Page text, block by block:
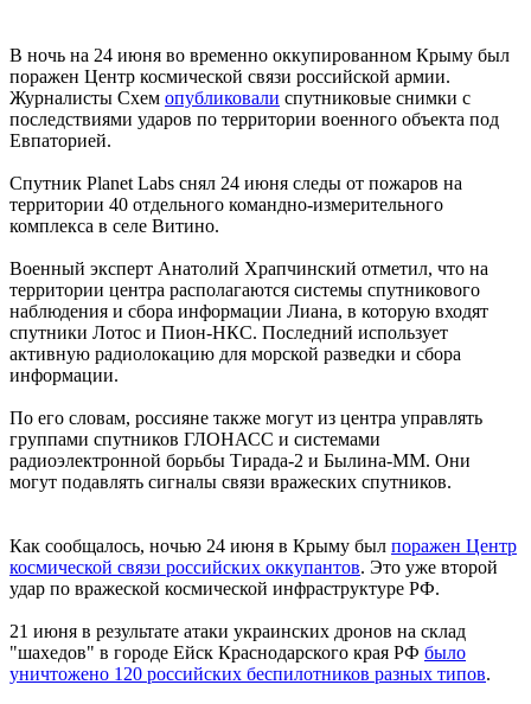
В ночь на 24 июня во временно оккупированном Крыму был
поражен Центр космической связи российской армии.
Журналисты Схем опубликовали спутниковые снимки с
последствиями ударов по территории военного объекта под
Евпаторией.
Спутник Planet Labs снял 24 июня следы от пожаров на
территории 40 отдельного командно-измерительного
комплекса в селе Витино.
Военный эксперт Анатолий Храпчинский отметил, что на
территории центра располагаются системы спутникового
наблюдения и сбора информации Лиана, в которую входят
спутники Лотос и Пион-НКС. Последний использует
активную радиолокацию для морской разведки и сбора
информации.
По его словам, россияне также могут из центра управлять
группами спутников ГЛОНАСС и системами
радиоэлектронной борьбы Тирада-2 и Былина-ММ. Они
могут подавлять сигналы связи вражеских спутников.
Как сообщалось, ночью 24 июня в Крыму был поражен Центр
космической связи российских оккупантов. Это уже второй
удар по вражеской космической инфраструктуре РФ.
21 июня в результате атаки украинских дронов на склад
"шахедов" в городе Ейск Краснодарского края РФ было
уничтожено 120 российских беспилотников разных типов.